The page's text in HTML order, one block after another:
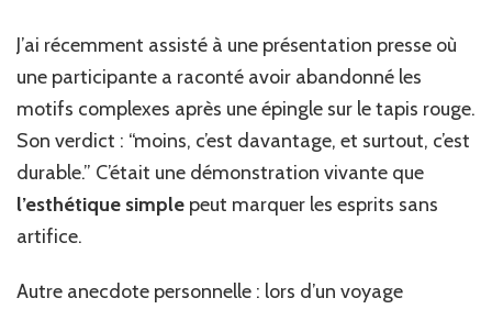
J’ai récemment assisté à une présentation presse où
une participante a raconté avoir abandonné les
motifs complexes après une épingle sur le tapis rouge.
Son verdict : “moins, c’est davantage, et surtout, c’est
durable.” C’était une démonstration vivante que
l’esthétique simple peut marquer les esprits sans
artifice.
Autre anecdote personnelle : lors d’un voyage